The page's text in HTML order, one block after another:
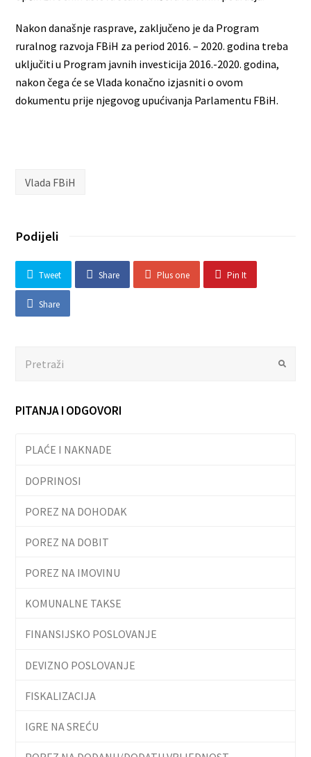
Nakon današnje rasprave, zaključeno je da Program
ruralnog razvoja FBiH za period 2016. – 2020. godina treba
uključiti u Program javnih investicija 2016.-2020. godina,
nakon čega će se Vlada konačno izjasniti o ovom
dokumentu prije njegovog upućivanja Parlamentu FBiH.
Vlada FBiH
Podijeli
Tweet Share Plus one Pin It
Share
Submit
PITANJA I ODGOVORI
PLAĆE I NAKNADE
DOPRINOSI
POREZ NA DOHODAK
POREZ NA DOBIT
POREZ NA IMOVINU
KOMUNALNE TAKSE
FINANSIJSKO POSLOVANJE
DEVIZNO POSLOVANJE
FISKALIZACIJA
IGRE NA SREĆU